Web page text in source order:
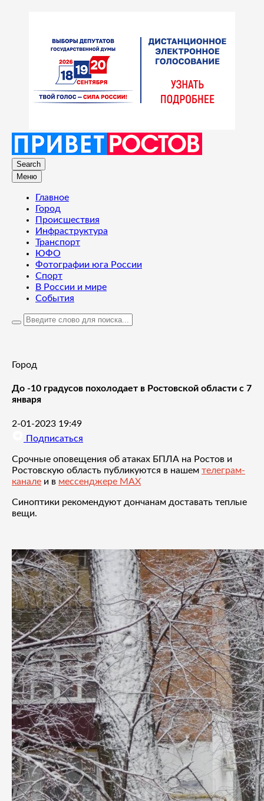
Search
Меню
Главное
Город
Происшествия
Инфраструктура
Транспорт
ЮФО
Фотографии юга России
Спорт
В России и мире
События
Город
До -10 градусов похолодает в Ростовской области с 7
января
2-01-2023 19:49
Подписаться
Срочные оповещения об атаках БПЛА на Ростов и
Ростовскую область публикуются в нашем телеграм-
канале и в мессенджере MAX
Синоптики рекомендуют дончанам доставать теплые
вещи.